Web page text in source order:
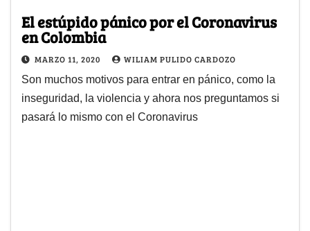
El estúpido pánico por el Coronavirus
en Colombia
MARZO 11, 2020 WILIAM PULIDO CARDOZO
Son muchos motivos para entrar en pánico, como la
inseguridad, la violencia y ahora nos preguntamos si
pasará lo mismo con el Coronavirus